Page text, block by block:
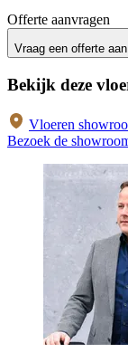
Offerte aanvragen
Vraag een offerte aan
Bekijk deze
Vloeren
Bezoek de